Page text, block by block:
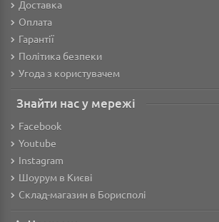
Доставка
Оплата
Гарантії
Політика безпеки
Угода з користувачем
Знайти нас у мережі
Facebook
Youtube
Instagram
Шоурум в Києві
Склад-магазин в Борисполі